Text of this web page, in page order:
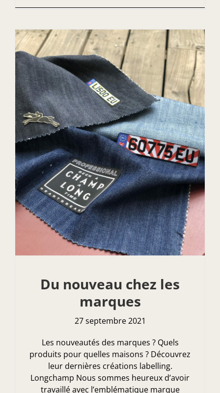
Du nouveau chez les
marques
27 septembre 2021
Les nouveautés des marques ? Quels
produits pour quelles maisons ? Découvrez
leur dernières créations labelling.
Longchamp Nous sommes heureux d’avoir
travaillé avec l’emblématique marque